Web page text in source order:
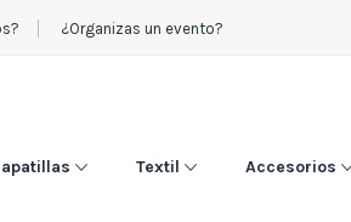
¿Organizas un evento?
Textil Accesorios